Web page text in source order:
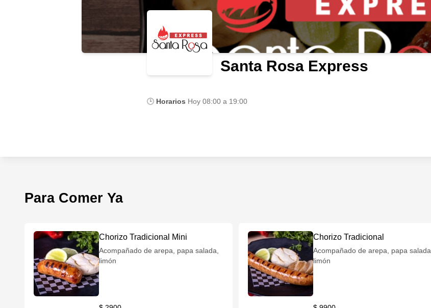
Santa Rosa Express
🕒 Horarios Hoy 08:00 a 19:00
Para Comer Ya
Chorizo Tradicional Mini
Acompañado de arepa, papa salada,
limón
Chorizo Tradicional
Acompañado de arepa, papa salada,
limón